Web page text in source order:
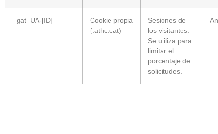
_gat_UA-[ID]
Cookie propia
(.athc.cat)
Sesiones de
los visitantes.
Se utiliza para
limitar el
porcentaje de
solicitudes.